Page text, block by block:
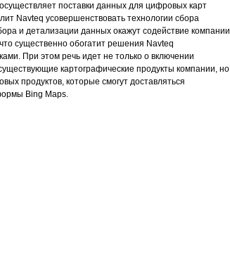
поставки данных для цифровых карт
Navteq усовершенствовать технологии сбора
и детализации данных окажут содействие компании
существенно обогатит решения Navteq
При этом речь идет не только о включении
картографические продукты компании, но
продуктов, которые смогут доставляться
Bing Maps.